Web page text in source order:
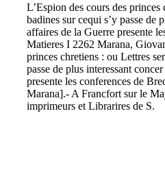
L’Espion des cours des
badines sur cequi s’y passe de
affaires de la Guerre presente
Matieres I 2262 Marana,
princes chretiens : ou Lettres
passe de plus interessant
presente les conferences de
Marana].- A Francfort sur le
imprimeurs et Librarires de S.